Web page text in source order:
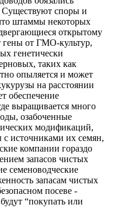
Существуют споры и
штаммы некоторых
открытому
от ГМО-культур,
генетически
таких как
опыляется и может
на расстоянии
обеспечение
выращивается много
озабоченные
модификаций,
источниками их семян,
компании гораздо
запасов чистых
семеноводческие
запасам чистых
посеве -
“покупать или